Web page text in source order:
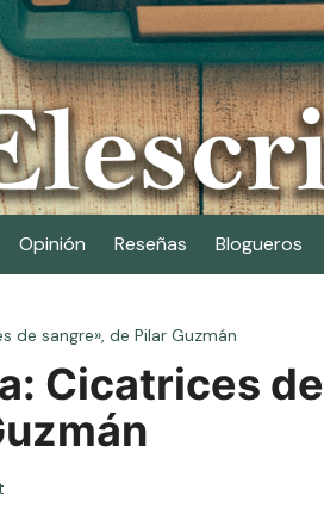
Opinión Reseñas Blogueros
de sangre», de Pilar Guzmán
Cicatrices de